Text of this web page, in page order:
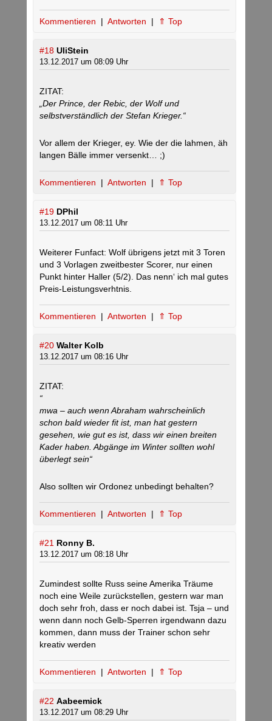
Kommentieren | Antworten | ⇑ Top
#18 UliStein
13.12.2017 um 08:09 Uhr
ZITAT:
„Der Prince, der Rebic, der Wolf und
selbstverständlich der Stefan Krieger.“
Vor allem der Krieger, ey. Wie der die lahmen, äh
langen Bälle immer versenkt… ;)
Kommentieren | Antworten | ⇑ Top
#19 DPhil
13.12.2017 um 08:11 Uhr
Weiterer Funfact: Wolf übrigens jetzt mit 3 Toren
und 3 Vorlagen zweitbester Scorer, nur einen
Punkt hinter Haller (5/2). Das nenn‘ ich mal gutes
Preis-Leistungsverhtnis.
Kommentieren | Antworten | ⇑ Top
#20 Walter Kolb
13.12.2017 um 08:16 Uhr
ZITAT:
“
mwa – auch wenn Abraham wahrscheinlich
schon bald wieder fit ist, man hat gestern
gesehen, wie gut es ist, dass wir einen breiten
Kader haben. Abgänge im Winter sollten wohl
überlegt sein“
Also sollten wir Ordonez unbedingt behalten?
Kommentieren | Antworten | ⇑ Top
#21 Ronny B.
13.12.2017 um 08:18 Uhr
Zumindest sollte Russ seine Amerika Träume
noch eine Weile zurückstellen, gestern war man
doch sehr froh, dass er noch dabei ist. Tsja – und
wenn dann noch Gelb-Sperren irgendwann dazu
kommen, dann muss der Trainer schon sehr
kreativ werden
Kommentieren | Antworten | ⇑ Top
#22 Aabeemick
13.12.2017 um 08:29 Uhr